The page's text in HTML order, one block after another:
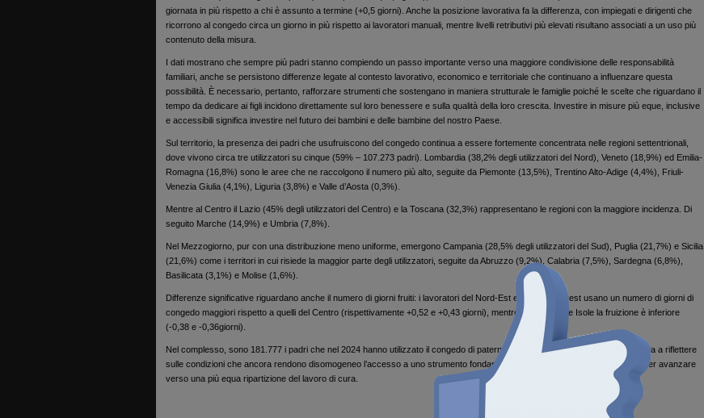
giornata in più rispetto a chi è assunto a termine (+0,5 giorni). Anche la posizione lavorativa fa la differenza, con impiegati e dirigenti che
ricorrono al congedo circa un giorno in più rispetto ai lavoratori manuali, mentre livelli retributivi più elevati risultano associati a un uso più
contenuto della misura.
I dati mostrano che sempre più padri stanno compiendo un passo importante verso una maggiore condivisione delle responsabilità
familiari, anche se persistono differenze legate al contesto lavorativo, economico e territoriale che continuano a influenzare questa
possibilità. È necessario, pertanto, rafforzare strumenti che sostengano in maniera strutturale le famiglie poiché le scelte che riguardano il
tempo da dedicare ai figli incidono direttamente sul loro benessere e sulla qualità della loro crescita. Investire in misure più eque, inclusive
e accessibili significa investire nel futuro dei bambini e delle bambine del nostro Paese.
Sul territorio, la presenza dei padri che usufruiscono del congedo continua a essere fortemente concentrata nelle regioni settentrionali,
dove vivono circa tre utilizzatori su cinque (59% – 107.273 padri). Lombardia (38,2% degli utilizzatori del Nord), Veneto (18,9%) ed Emilia-
Romagna (16,8%) sono le aree che ne raccolgono il numero più alto, seguite da Piemonte (13,5%), Trentino Alto-Adige (4,4%), Friuli-
Venezia Giulia (4,1%), Liguria (3,8%) e Valle d’Aosta (0,3%).
Mentre al Centro il Lazio (45% degli utilizzatori del Centro) e la Toscana (32,3%) rappresentano le regioni con la maggiore incidenza. Di
seguito Marche (14,9%) e Umbria (7,8%).
Nel Mezzogiorno, pur con una distribuzione meno uniforme, emergono Campania (28,5% degli utilizzatori del Sud), Puglia (21,7%) e Sicilia
(21,6%) come i territori in cui risiede la maggior parte degli utilizzatori, seguite da Abruzzo (9,2%), Calabria (7,5%), Sardegna (6,8%),
Basilicata (3,1%) e Molise (1,6%).
Differenze significative riguardano anche il numero di giorni fruiti: i lavoratori del Nord-Est e del Nord-Ovest usano un numero di giorni di
congedo maggiori rispetto a quelli del Centro (rispettivamente +0,52 e +0,43 giorni), mentre al Sud e nelle Isole la fruizione è inferiore
(-0,38 e -0,36giorni).
Nel complesso, sono 181.777 i padri che nel 2024 hanno utilizzato il congedo di paternità. Una cifra significativa, ma che invita a riflettere
sulle condizioni che ancora rendono disomogeneo l’accesso a uno strumento fondamentale per il benessere dei bambini e per avanzare
verso una più equa ripartizione del lavoro di cura.